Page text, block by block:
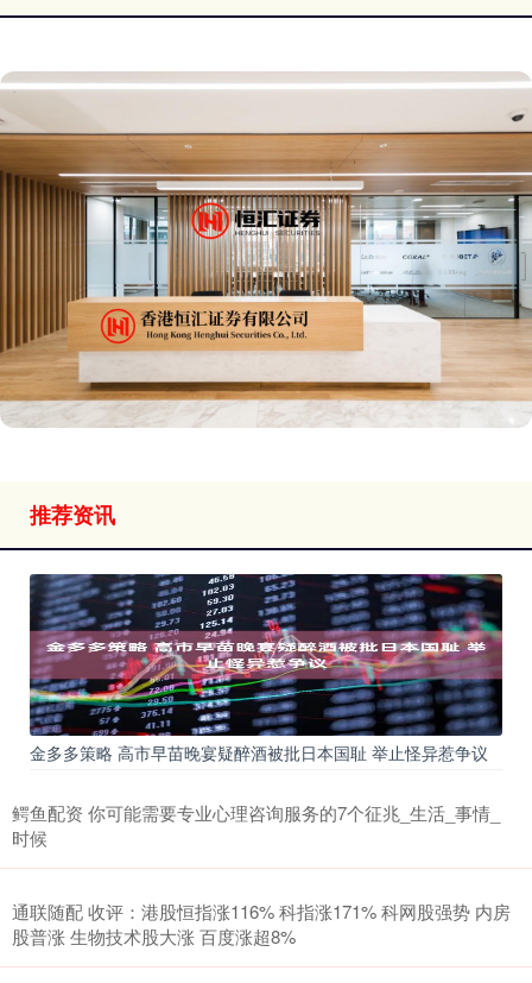
推荐资讯
金多多策略 高市早苗晚宴疑醉酒被批日本国耻 举止怪异惹争议
鳄鱼配资 你可能需要专业心理咨询服务的7个征兆_生活_事情_
时候
通联随配 收评：港股恒指涨116% 科指涨171% 科网股强势 内房
股普涨 生物技术股大涨 百度涨超8%